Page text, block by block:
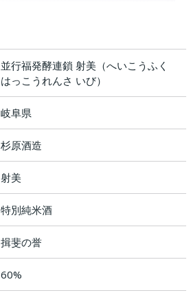
並行福発酵連鎖 射美（へいこうふく
はっこうれんさ いび）
岐阜県
杉原酒造
射美
特別純米酒
揖斐の誉
60%